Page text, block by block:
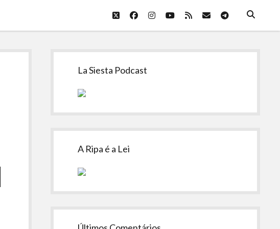
twitterfacebookinstagram
youtube
rss emailtelegram
Sidebar
La Siesta Podcast
A Ripa é a Lei